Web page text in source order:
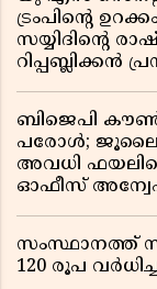
ട്രംപിന്റെ
സയ്യിദിന്റെ
റിപ്പബ്ലിക്കൻ
ബിജെപി
പരോൾ; ജൂലൈ
അവധി
ഓഫീസ്
സംസ്ഥാനത്ത്
120 രൂപ